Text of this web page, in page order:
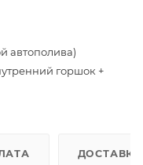
автополива)
горшок +
ДОСТАВКА